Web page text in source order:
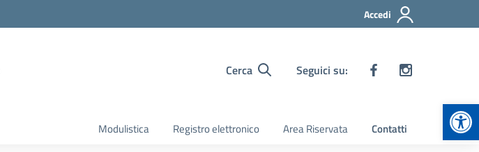
Accedi
Cerca Seguici su:
Modulistica Registro elettronico Area Riservata Contatti